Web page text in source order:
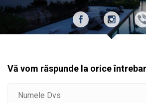
Vă vom răspunde la orice